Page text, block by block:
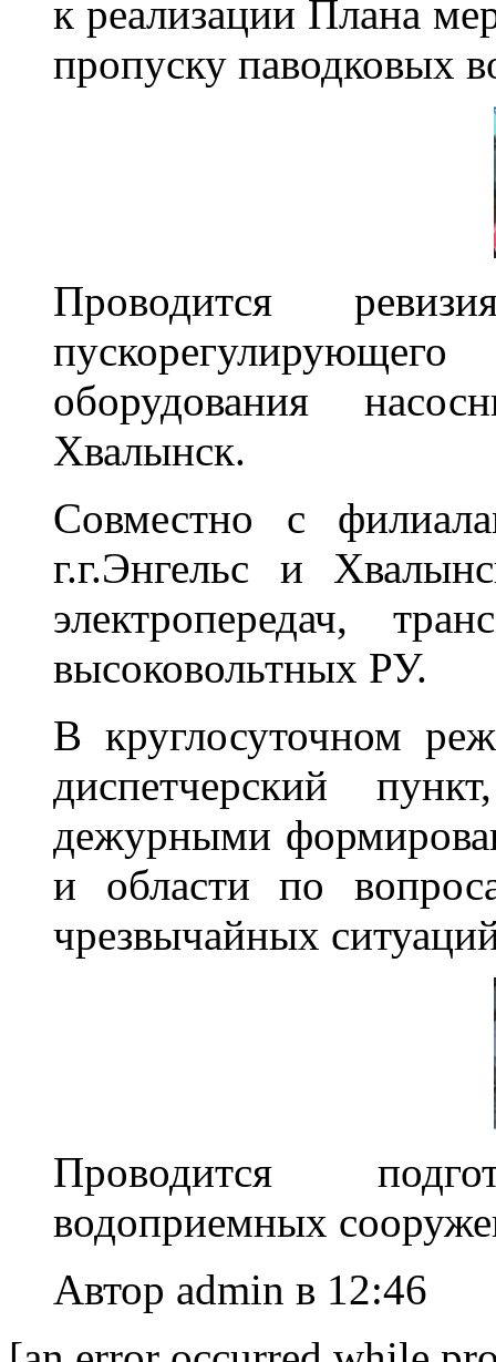
к реализации Плана
пропуску паводковых
Проводится
оборудования
Хвалынск.
Совместно с
г.г.Энгельс и
электропередач,
высоковольтных РУ.
В круглосуточном
диспетчерский
дежурными
и области по
чрезвычайных
Проводится
водоприемных
Автор admin в 12:46